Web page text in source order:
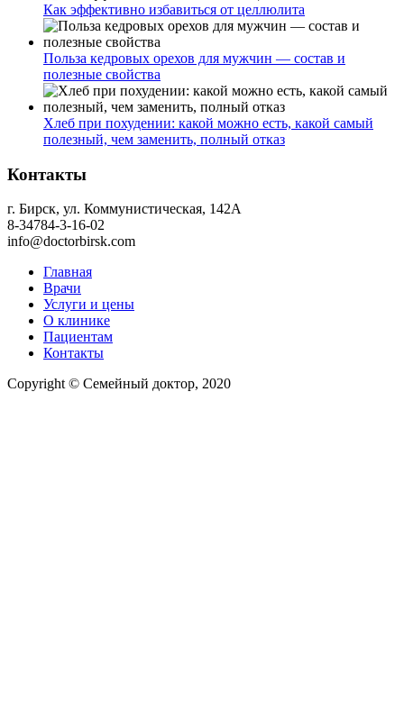
Как эффективно избавиться от целлюлита
Польза кедровых орехов для мужчин — состав и
полезные свойства
Хлеб при похудении: какой можно есть, какой самый
полезный, чем заменить, полный отказ
Контакты
г. Бирск, ул. Коммунистическая, 142А
8-34784-3-16-02
info@doctorbirsk.com
Главная
Врачи
Услуги и цены
О клинике
Пациентам
Контакты
Copyright © Семейный доктор, 2020